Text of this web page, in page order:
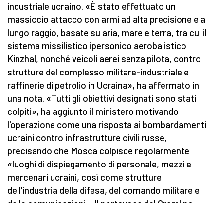
industriale ucraino. «È stato effettuato un
massiccio attacco con armi ad alta precisione e a
lungo raggio, basate su aria, mare e terra, tra cui il
sistema missilistico ipersonico aerobalistico
Kinzhal, nonché veicoli aerei senza pilota, contro
strutture del complesso militare-industriale e
raffinerie di petrolio in Ucraina», ha affermato in
una nota. «Tutti gli obiettivi designati sono stati
colpiti», ha aggiunto il ministero motivando
l'operazione come una risposta ai bombardamenti
ucraini contro infrastrutture civili russe,
precisando che Mosca colpisce regolarmente
«luoghi di dispiegamento di personale, mezzi e
mercenari ucraini, così come strutture
dell'industria della difesa, del comando militare e